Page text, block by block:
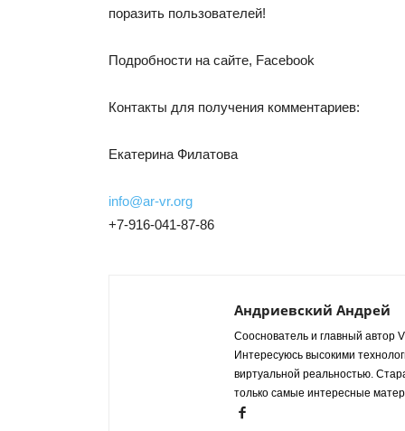
поразить пользователей!
Подробности на сайте, Facebook
Контакты для получения комментариев:
Екатерина Филатова
info@ar-vr.org
+7-916-041-87-86
Андриевский Андрей
Сооснователь и главный автор
Интересуюсь высокими
виртуальной реальностью.
только самые интересные